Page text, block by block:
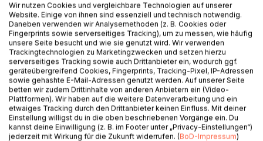
BESCHREIBUNG
I l Trattlerhof e la sua storia - Cronaca della casa è basata
sulla cronaca dettagliata degli archivi regionali della Carinzia
AUTOR/IN
Wir nutzen Cookies und vergleichbare Technologien auf unserer
Website. Einige von ihnen sind essenziell und technisch notwendig.
Daneben verwenden wir Analysemethoden (z. B. Cookies oder
Fingerprints sowie serverseitiges Tracking), um zu messen, wie häufig
unsere Seite besucht und wie sie genutzt wird. Wir verwenden
Trackingtechnologien zu Marketingzwecken und setzen hierzu
serverseitiges Tracking sowie auch Drittanbieter ein, wodurch ggf.
geräteübergreifend Cookies, Fingerprints, Tracking-Pixel, IP-Adressen
sowie gehashte E-Mail-Adressen genutzt werden. Auf unserer Seite
betten wir zudem Drittinhalte von anderen Anbietern ein (Video-
Plattformen). Wir haben auf die weitere Datenverarbeitung und ein
etwaiges Tracking durch den Drittanbieter keinen Einfluss. Mit deiner
Einstellung willigst du in die oben beschriebenen Vorgänge ein. Du
kannst deine Einwilligung (z. B. im Footer unter „Privacy-Einstellungen“)
jederzeit mit Wirkung für die Zukunft widerrufen. (BoD-Impressum)